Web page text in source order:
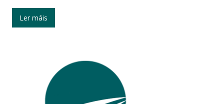
Ler máis